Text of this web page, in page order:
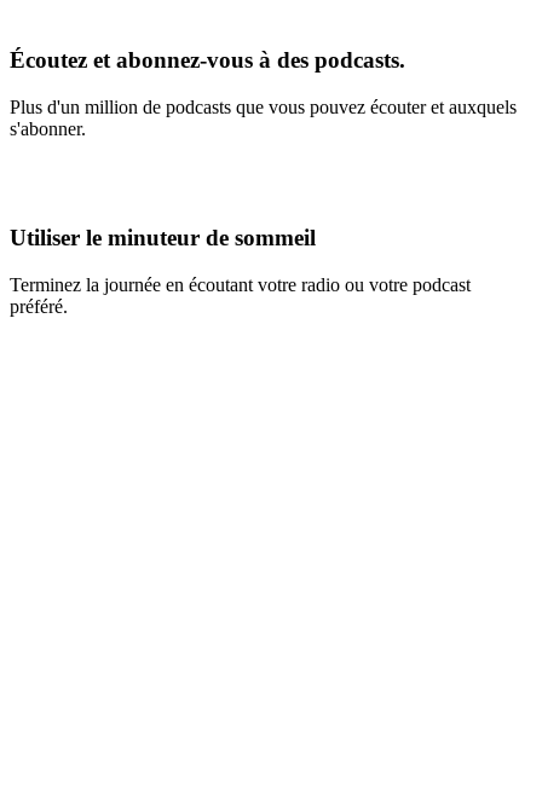
Écoutez et abonnez-vous à des podcasts.
Plus d'un million de podcasts que vous pouvez écouter et auxquels
s'abonner.
Utiliser le minuteur de sommeil
Terminez la journée en écoutant votre radio ou votre podcast
préféré.